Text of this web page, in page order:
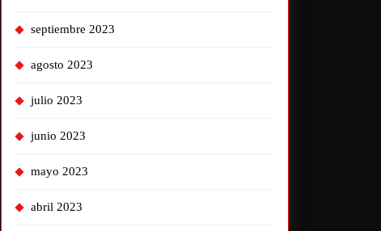
septiembre 2023
agosto 2023
julio 2023
junio 2023
mayo 2023
abril 2023